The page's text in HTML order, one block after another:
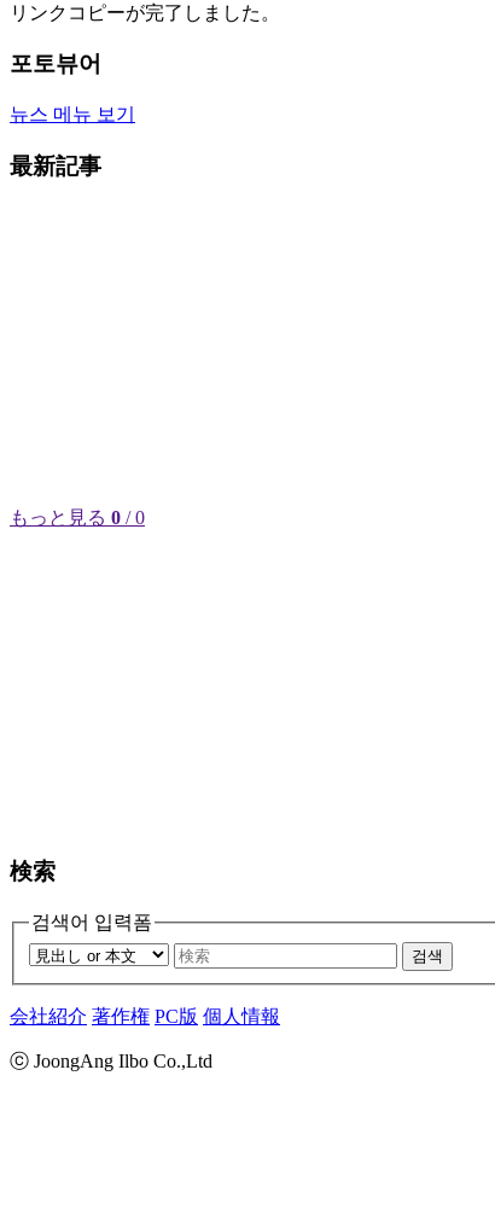
リンクコピーが完了しました。
포토뷰어
뉴스 메뉴 보기
最新記事
もっと見る 0 / 0
検索
검색어 입력폼
검색
会社紹介 著作権 PC版 個人情報
ⓒ JoongAng Ilbo Co.,Ltd